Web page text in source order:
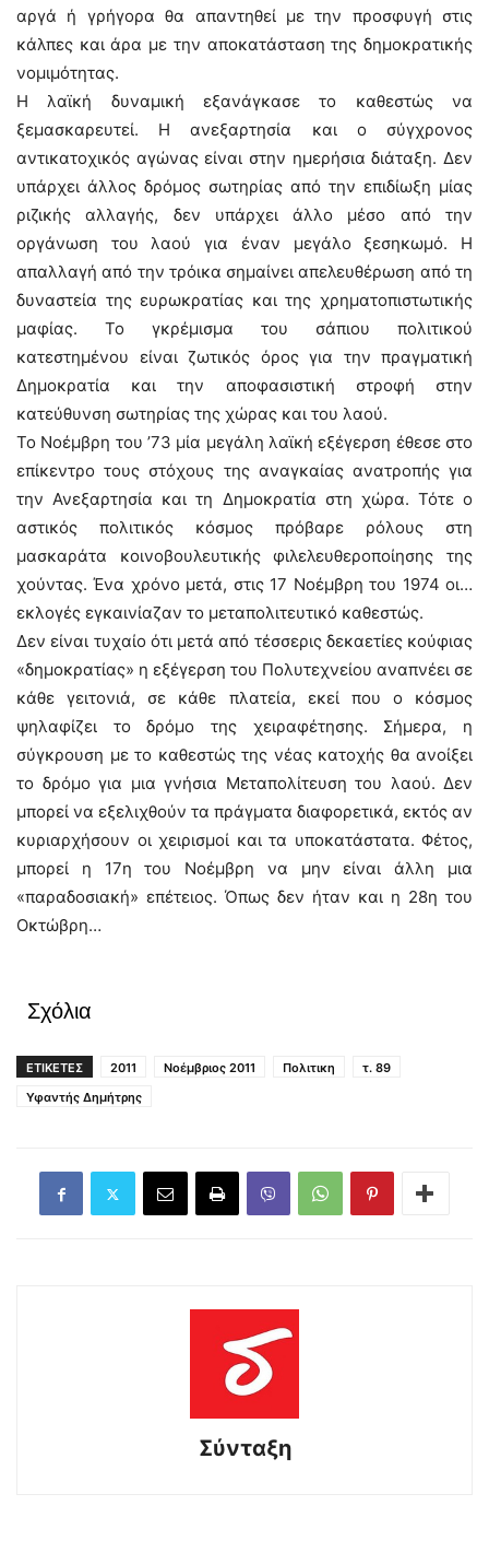
αργά ή γρήγορα θα απαντηθεί με την προσφυγή στις
κάλπες και άρα με την αποκατάσταση της δημοκρατικής
νομιμότητας.
Η λαϊκή δυναμική εξανάγκασε το καθεστώς να
ξεμασκαρευτεί. Η ανεξαρτησία και ο σύγχρονος
αντικατοχικός αγώνας είναι στην ημερήσια διάταξη. Δεν
υπάρχει άλλος δρόμος σωτηρίας από την επιδίωξη μίας
ριζικής αλλαγής, δεν υπάρχει άλλο μέσο από την
οργάνωση του λαού για έναν μεγάλο ξεσηκωμό. Η
απαλλαγή από την τρόικα σημαίνει απελευθέρωση από τη
δυναστεία της ευρωκρατίας και της χρηματοπιστωτικής
μαφίας. Το γκρέμισμα του σάπιου πολιτικού
κατεστημένου είναι ζωτικός όρος για την πραγματική
Δημοκρατία και την αποφασιστική στροφή στην
κατεύθυνση σωτηρίας της χώρας και του λαού.
Το Νοέμβρη του ’73 μία μεγάλη λαϊκή εξέγερση έθεσε στο
επίκεντρο τους στόχους της αναγκαίας ανατροπής για
την Ανεξαρτησία και τη Δημοκρατία στη χώρα. Τότε ο
αστικός πολιτικός κόσμος πρόβαρε ρόλους στη
μασκαράτα κοινοβουλευτικής φιλελευθεροποίησης της
χούντας. Ένα χρόνο μετά, στις 17 Νοέμβρη του 1974 οι…
εκλογές εγκαινίαζαν το μεταπολιτευτικό καθεστώς.
Δεν είναι τυχαίο ότι μετά από τέσσερις δεκαετίες κούφιας
«δημοκρατίας» η εξέγερση του Πολυτεχνείου αναπνέει σε
κάθε γειτονιά, σε κάθε πλατεία, εκεί που ο κόσμος
ψηλαφίζει το δρόμο της χειραφέτησης. Σήμερα, η
σύγκρουση με το καθεστώς της νέας κατοχής θα ανοίξει
το δρόμο για μια γνήσια Μεταπολίτευση του λαού. Δεν
μπορεί να εξελιχθούν τα πράγματα διαφορετικά, εκτός αν
κυριαρχήσουν οι χειρισμοί και τα υποκατάστατα. Φέτος,
μπορεί η 17η του Νοέμβρη να μην είναι άλλη μια
«παραδοσιακή» επέτειος. Όπως δεν ήταν και η 28η του
Οκτώβρη…
Σχόλια
ΕΤΙΚΕΤΕΣ 2011 Νοέμβριος 2011 Πολιτικη
τ. 89
Υφαντής Δημήτρης
Σύνταξη